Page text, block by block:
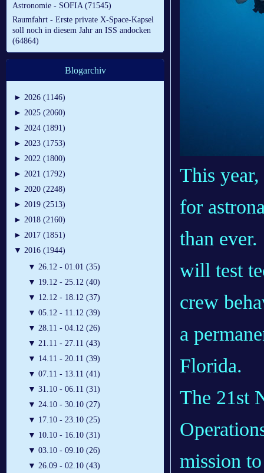
Astronomie - SOFIA (71545)
Raumfahrt - Erste private X-Space-Kapsel
soll noch in diesem Jahr an ISS andocken
(64864)
Blogarchiv
► 2026 (1146)
► 2025 (2060)
► 2024 (1891)
► 2023 (1753)
► 2022 (1800)
► 2021 (1792)
► 2020 (2248)
► 2019 (2513)
► 2018 (2160)
► 2017 (1851)
▼ 2016 (1944)
▼ 26.12 - 01.01 (35)
▼ 19.12 - 25.12 (40)
▼ 12.12 - 18.12 (37)
▼ 05.12 - 11.12 (39)
▼ 28.11 - 04.12 (26)
▼ 21.11 - 27.11 (43)
▼ 14.11 - 20.11 (39)
▼ 07.11 - 13.11 (41)
▼ 31.10 - 06.11 (31)
▼ 24.10 - 30.10 (27)
▼ 17.10 - 23.10 (25)
▼ 10.10 - 16.10 (31)
▼ 03.10 - 09.10 (26)
▼ 26.09 - 02.10 (43)
This
for
than ever.
will test
crew
a
Florida.
The 21st
mission